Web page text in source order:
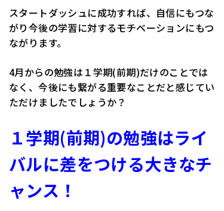
スタートダッシュに成功すれば、自信にもつな
がり今後の学習に対するモチベーションにもつ
ながります。
4月からの勉強は１学期(前期)だけのことでは
なく、今後にも繋がる重要なことだと感じてい
ただけましたでしょうか？
１学期(前期)の勉強はライ
バルに差をつける大きなチ
ャンス！